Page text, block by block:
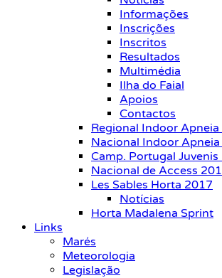
Informações
Inscrições
Inscritos
Resultados
Multimédia
Ilha do Faial
Apoios
Contactos
Regional Indoor
Nacional Indoor
Camp. Portugal
Nacional de Access
Les Sables Horta 2017
Notícias
Horta Madalena Sprint
Links
Marés
Meteorologia
Legislação